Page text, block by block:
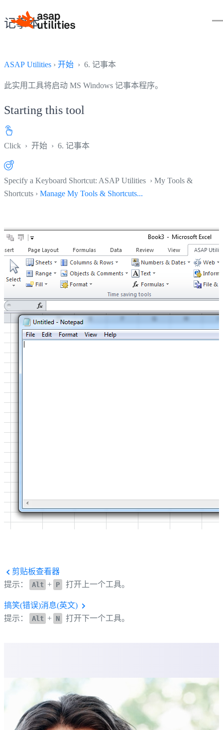
记事本
ASAP Utilities › 开始 › 6. 记事本
此实用工具将启动 MS Windows 记事本程序。
Starting this tool
Click › 开始 › 6. 记事本
Specify a Keyboard Shortcut: ASAP Utilities › My Tools &
Shortcuts › Manage My Tools & Shortcuts...
剪贴板查看器
提示：
Alt + P 打开上一个工具。
搞笑(错误)消息(英文)
提示：
Alt + N 打开下一个工具。